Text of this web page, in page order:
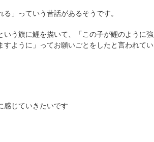
」っていう昔話があるそうです。
う旗に鯉を描いて、「この子が鯉のように強
ように」ってお願いごとをしたと言われてい
感じていきたいです